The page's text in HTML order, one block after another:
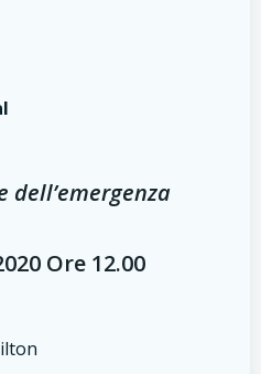
dell’emergenza
Ore 12.00